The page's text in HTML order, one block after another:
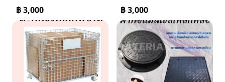
฿3,000
฿3,000